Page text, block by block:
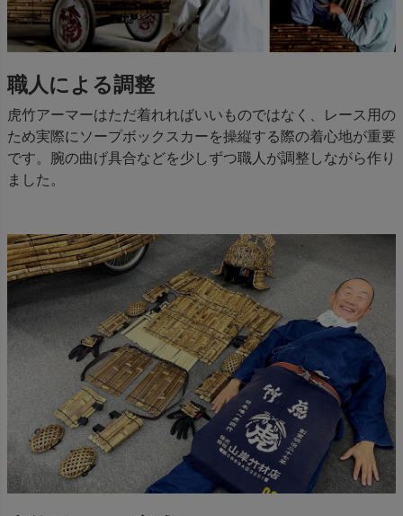
職人による調整
虎竹アーマーはただ着れればいいものではなく、レース用の
ため実際にソープボックスカーを操縦する際の着心地が重要
です。腕の曲げ具合などを少しずつ職人が調整しながら作り
ました。